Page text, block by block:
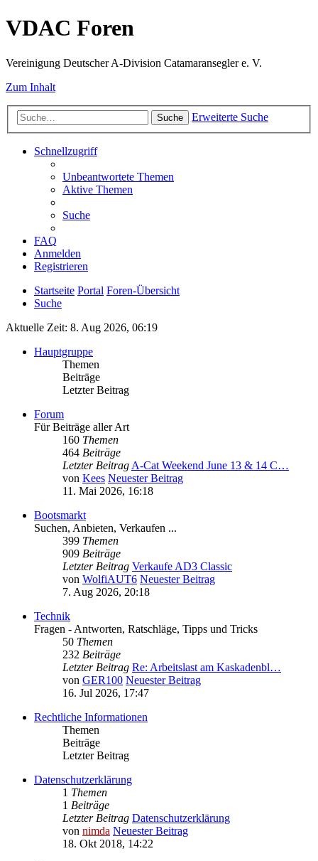
VDAC Foren
Vereinigung Deutscher A-Division Catamaransegler e. V.
Zum Inhalt
Suche Erweiterte Suche
Schnellzugriff
Unbeantwortete Themen
Aktive Themen
Suche
FAQ
Anmelden
Registrieren
Startseite Portal Foren-Übersicht
Suche
Aktuelle Zeit: 8. Aug 2026, 06:19
Hauptgruppe
Themen
Beiträge
Letzter Beitrag
Forum
Für Beiträge aller Art
160 Themen
464 Beiträge
Letzter BeitragA-Cat Weekend June 13 & 14 C…
von Kees Neuester Beitrag
11. Mai 2026, 16:18
Bootsmarkt
Suchen, Anbieten, Verkaufen ...
399 Themen
909 Beiträge
Letzter Beitrag Verkaufe AD3 Classic
von WolfiAUT6 Neuester Beitrag
7. Aug 2026, 20:18
Technik
Fragen - Antworten, Ratschläge, Tipps und Tricks
50 Themen
232 Beiträge
Letzter Beitrag Re: Arbeitslast am Kaskadenbl…
von GER100 Neuester Beitrag
16. Jul 2026, 17:47
Rechtliche Informationen
Themen
Beiträge
Letzter Beitrag
Datenschutzerklärung
1 Themen
1 Beiträge
Letzter Beitrag Datenschutzerklärung
von nimda Neuester Beitrag
18. Okt 2018, 14:22